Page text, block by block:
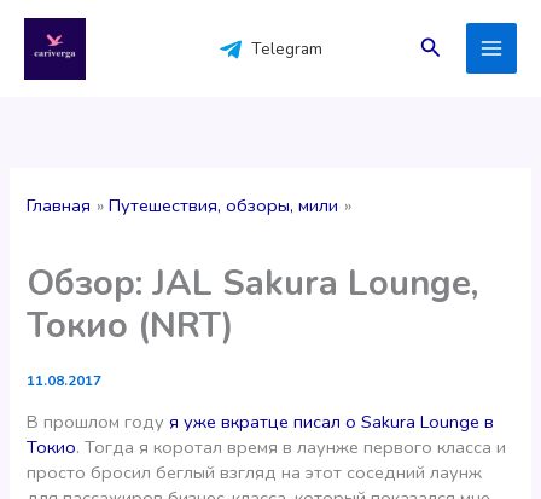
содержимому
Telegram Поиск
Главная Путешествия, обзоры, мили
Обзор: JAL Sakura Lounge,
Токио (NRT)
11.08.2017
В прошлом годуя уже вкратце писал о Sakura Lounge в
Токио. Тогда я коротал время в лаунже первого класса и
просто бросил беглый взгляд на этот соседний лаунж